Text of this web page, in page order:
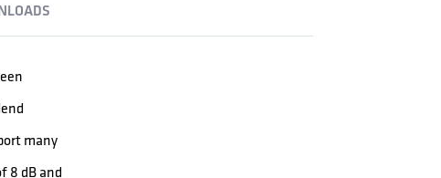
many
8 dB and